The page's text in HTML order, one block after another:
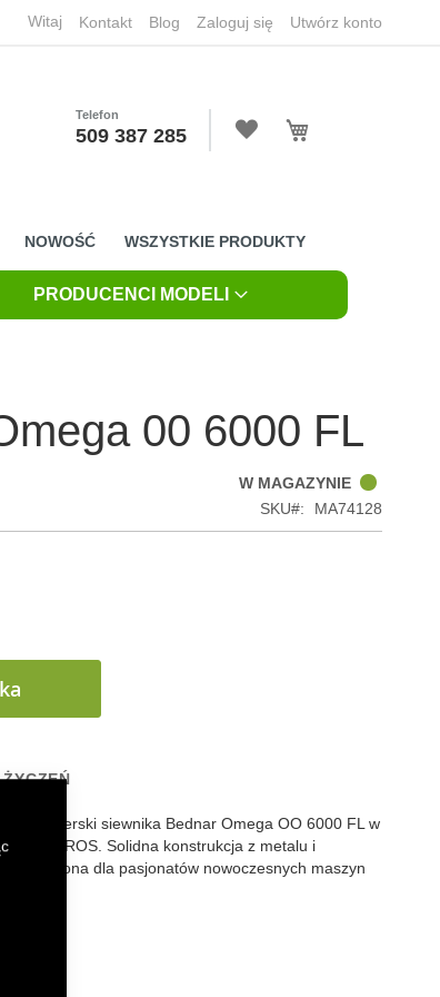
Witaj Kontakt Blog Zaloguj się Utwórz konto
Telefon
509 387 285
NOWOŚĆ WSZYSTKIE PRODUKTY
PRODUCENCI MODELI
00 6000 FL
W MAGAZYNIE
SKU
MA74128
siewnika Bednar Omega OO 6000 FL w
firmę ROS. Solidna konstrukcja z metalu i
dla pasjonatów nowoczesnych maszyn